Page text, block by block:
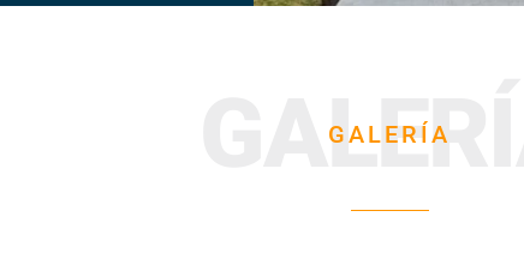
GALERÍA
GALERÍA